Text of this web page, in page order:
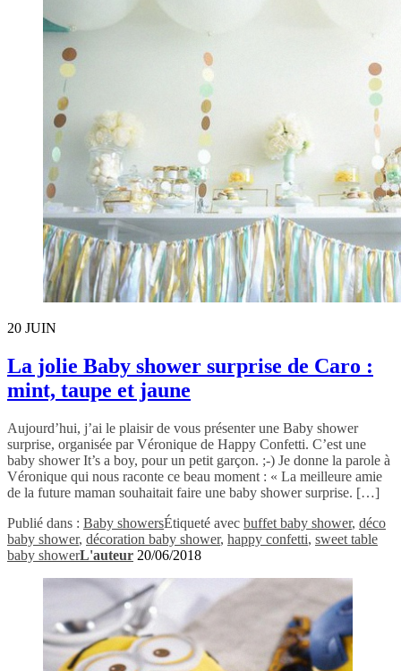
20 JUIN
La jolie Baby shower surprise de Caro :
mint, taupe et jaune
Aujourd’hui, j’ai le plaisir de vous présenter une Baby shower
surprise, organisée par Véronique de Happy Confetti. C’est une
baby shower It’s a boy, pour un petit garçon. ;-) Je donne la parole à
Véronique qui nous raconte ce beau moment : « La meilleure amie
de la future maman souhaitait faire une baby shower surprise. […]
Publié dans : Baby showersÉtiqueté avec buffet baby shower, déco
baby shower, décoration baby shower, happy confetti, sweet table
baby showerL'auteur 20/06/2018